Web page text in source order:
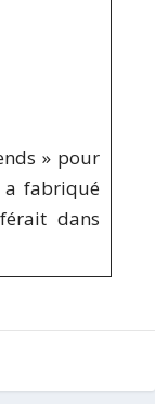
» pour
a fabriqué
dans